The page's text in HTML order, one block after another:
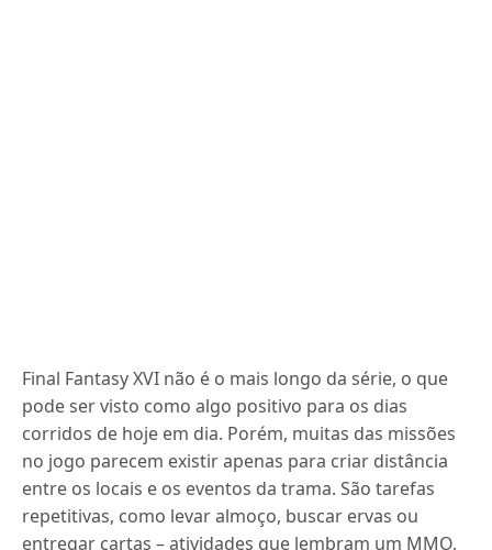
Final Fantasy XVI não é o mais longo da série, o que
pode ser visto como algo positivo para os dias
corridos de hoje em dia. Porém, muitas das missões
no jogo parecem existir apenas para criar distância
entre os locais e os eventos da trama. São tarefas
repetitivas, como levar almoço, buscar ervas ou
entregar cartas – atividades que lembram um MMO,